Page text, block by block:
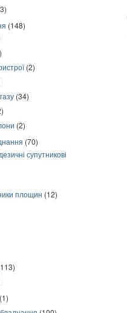
(148)
(2)
(34)
(2)
(70)
супутникові
площин (12)
(1)